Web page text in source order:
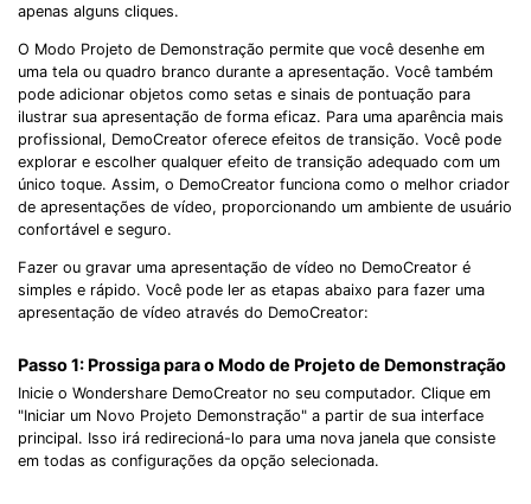
apenas alguns cliques.
O Modo Projeto de Demonstração permite que você desenhe em
uma tela ou quadro branco durante a apresentação. Você também
pode adicionar objetos como setas e sinais de pontuação para
ilustrar sua apresentação de forma eficaz. Para uma aparência mais
profissional, DemoCreator oferece efeitos de transição. Você pode
explorar e escolher qualquer efeito de transição adequado com um
único toque. Assim, o DemoCreator funciona como o melhor criador
de apresentações de vídeo, proporcionando um ambiente de usuário
confortável e seguro.
Fazer ou gravar uma apresentação de vídeo no DemoCreator é
simples e rápido. Você pode ler as etapas abaixo para fazer uma
apresentação de vídeo através do DemoCreator:
Passo 1: Prossiga para o Modo de Projeto de Demonstração
Inicie o Wondershare DemoCreator no seu computador. Clique em
"Iniciar um Novo Projeto Demonstração" a partir de sua interface
principal. Isso irá redirecioná-lo para uma nova janela que consiste
em todas as configurações da opção selecionada.